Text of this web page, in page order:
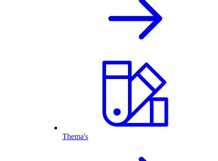
Thema's